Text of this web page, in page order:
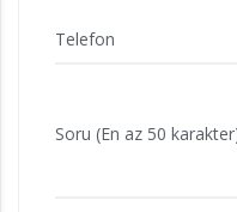
Telefon
Soru (En az 50